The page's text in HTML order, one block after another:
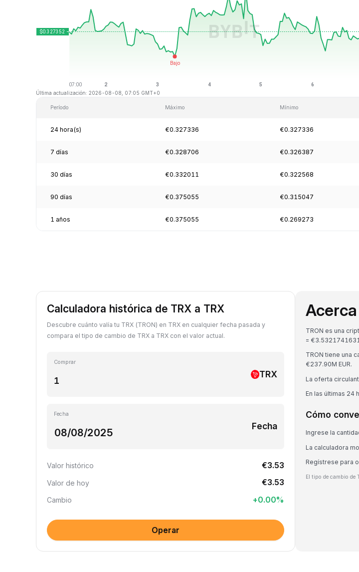
Última actualización: 2026-08-08, 07:05 GMT+0
Período Máximo Mínimo
24 hora(s) €0.327336 €0.327336
7 días €0.328706 €0.326387
30 días €0.332011 €0.322568
90 días €0.375055 €0.315047
1 años €0.375055 €0.269273
Calculadora histórica de TRX a TRX
Descubre cuánto valía tu TRX (TRON) en TRX en cualquier fecha pasada y
compara el tipo de cambio de TRX a TRX con el valor actual.
Comprar
TRX
Fecha
Fecha
Valor histórico €3.53
Valor de hoy €3.53
Cambio +0.00%
Operar
TRON es una
=
TRON tiene una
€237.90M EUR.
La oferta
En las últimas 24
Cómo
Ingrese la
La calculadora
Regístrese para
El tipo de cambio de